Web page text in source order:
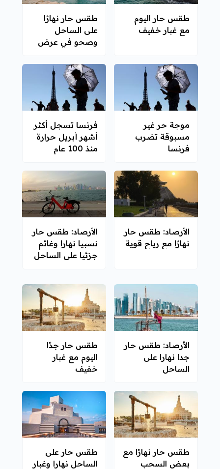
طقس حار اليوم
مع غبار خفيف
طقس حار نهارًا
على الساحل
وصحو في عرض
موجة حر غير
مسبوقة تضرب
فرنسا
فرنسا تسجل أكثر
أشهر أبريل حرارة
منذ 100 عام
الأرصاد: طقس حار
نهارًا مع رياح قوية
الأرصاد: طقس حار
نسبيا نهارا وغائم
جزئيا على الساحل
الأرصاد: طقس حار
جدا نهارا على
الساحل
طقس حار جدًا
اليوم مع غبار
خفيف
طقس حار نهارًا مع
بعض السحب
طقس حار على
الساحل نهارا وغبار